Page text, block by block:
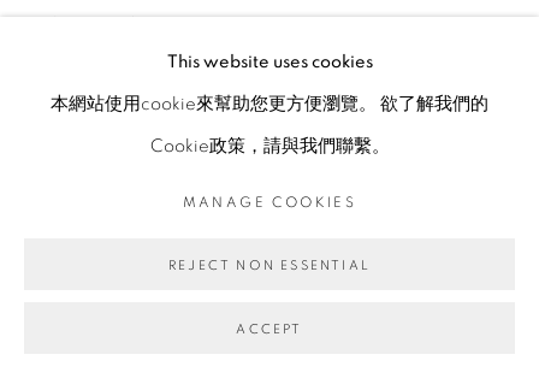
This website uses cookies
本網站使用cookie來幫助您更方便瀏覽。 欲了解我們的
Cookie政策，請與我們聯繫。
MANAGE COOKIES
REJECT NON ESSENTIAL
ACCEPT
46 x 75 x 6 cm